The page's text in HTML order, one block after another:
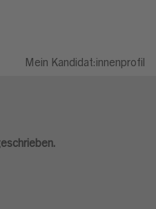
Mein Kandidat:innenprofil